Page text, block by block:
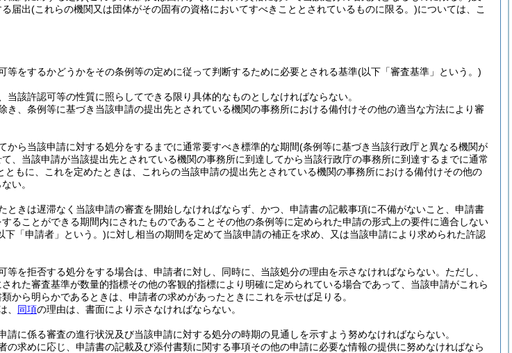
届出(これらの機関又は団体がその固有の資格においてすべきこととされているものに限る。)については、こ
等をするかどうかをその条例等の定めに従って判断するために必要とされる基準(以下「審査基準」という。)
該許認可等の性質に照らしてできる限り具体的なものとしなければならない。
き、条例等に基づき当該申請の提出先とされている機関の事務所における備付けその他の適当な方法により審
から当該申請に対する処分をするまでに通常要すべき標準的な期間(条例等に基づき当該行政庁と異なる機関が
、当該申請が当該提出先とされている機関の事務所に到達してから当該行政庁の事務所に到達するまでに通常
ともに、これを定めたときは、これらの当該申請の提出先とされている機関の事務所における備付けその他の
い。
ときは遅滞なく当該申請の審査を開始しなければならず、かつ、申請書の記載事項に不備がないこと、申請書
ることができる期間内にされたものであることその他の条例等に定められた申請の形式上の要件に適合しない
下「申請者」という。)に対し相当の期間を定めて当該申請の補正を求め、又は当該申請により求められた許認
等を拒否する処分をする場合は、申請者に対し、同時に、当該処分の理由を示さなければならない。 ただし、
れた審査基準が数量的指標その他の客観的指標により明確に定められている場合であって、当該申請がこれら
から明らかであるときは、申請者の求めがあったときにこれを示せば足りる。
、 同項の理由は、書面により示さなければならない。
請に係る審査の進行状況及び当該申請に対する処分の時期の見通しを示すよう努めなければならない。
の求めに応じ、申請書の記載及び添付書類に関する事項その他の申請に必要な情報の提供に努めなければなら